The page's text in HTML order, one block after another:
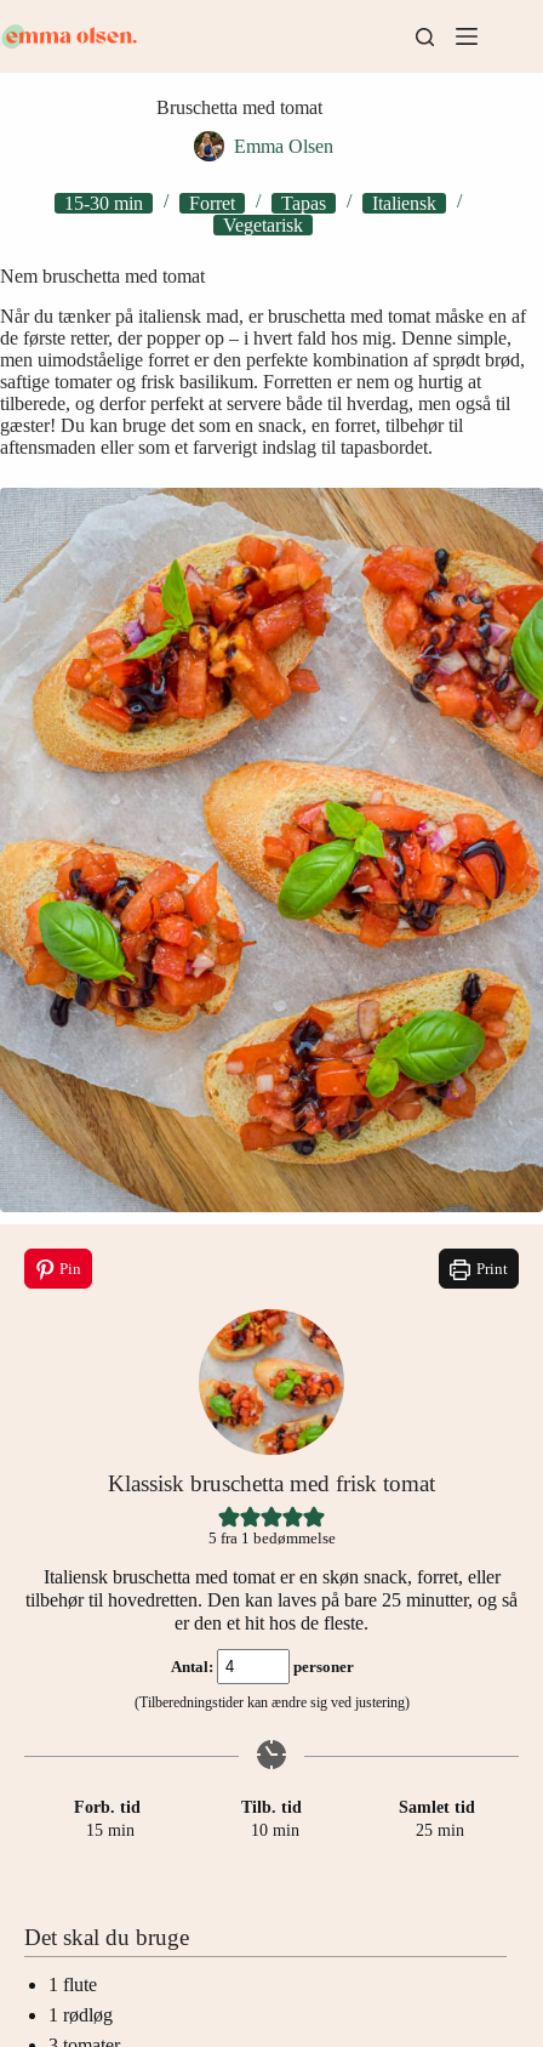
til
indhold
Bruschetta med tomat
Emma Olsen
15-30 min Forret Tapas
Italiensk
Vegetarisk
Nem bruschetta med tomat
Når du tænker på italiensk mad, er bruschetta med tomat måske en af
de første retter, der popper op – i hvert fald hos mig. Denne simple,
men uimodståelige forret er den perfekte kombination af sprødt brød,
saftige tomater og frisk basilikum. Forretten er nem og hurtig at
tilberede, og derfor perfekt at servere både til hverdag, men også til
gæster! Du kan bruge det som en snack, en forret, tilbehør til
aftensmaden eller som et farverigt indslag til tapasbordet.
Pin Print
Klassisk bruschetta med frisk tomat
5 fra 1 bedømmelse
Italiensk bruschetta med tomat er en skøn snack, forret, eller
tilbehør til hovedretten. Den kan laves på bare 25 minutter, og så
er den et hit hos de fleste.
Antal: personer
(Tilberedningstider kan ændre sig ved justering)
Forb. tid
15minutter
min
Tilb. tid
10minutter
min
Samlet tid
25minutter
min
Det skal du bruge
1 flute
1 rødløg